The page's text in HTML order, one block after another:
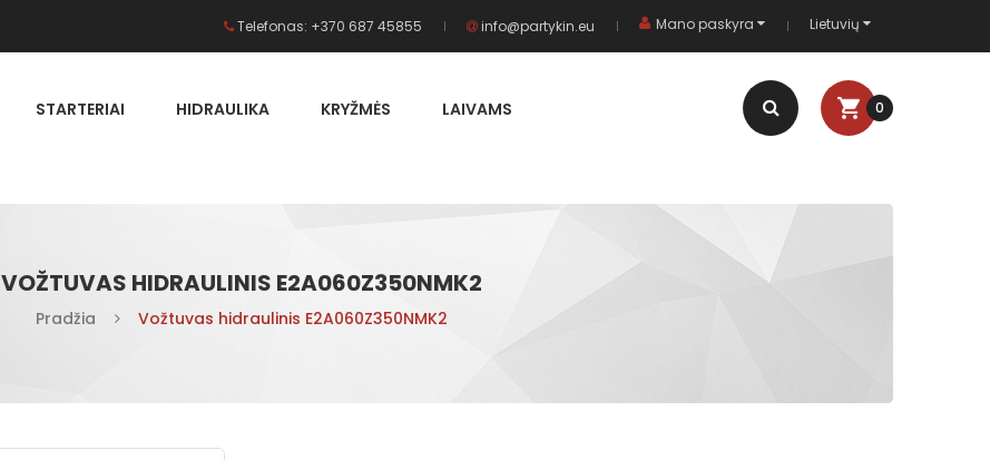
Telefonas: +370 687 45855 info@partykin.eu Mano paskyra Lietuvių
STARTERIAI HIDRAULIKA KRYŽMĖS LAIVAMS 0
VOŽTUVAS HIDRAULINIS E2A060Z350NMK2
Pradžia Vožtuvas hidraulinis E2A060Z350NMK2